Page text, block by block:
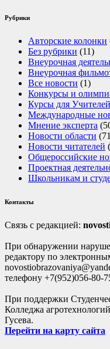
Рубрики
Авторские колонки
Без рубрики (11)
Внеурочная
Внеурочная
Все новости (1)
Конкурсы и
Курсы для Учителей
Международные
Мнение эксперта
Новости области
Новости читателей
Общероссийские
Проектная
Школьникам и
Контакты
Связь с редакцией:
При обнаружении
редактору по
телефону +7(952)056-80-
При поддержки
Колледжа
Гусева.
Перейти на карту сайта